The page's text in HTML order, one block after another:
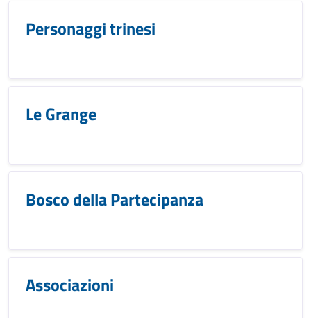
Personaggi trinesi
Le Grange
Bosco della Partecipanza
Associazioni